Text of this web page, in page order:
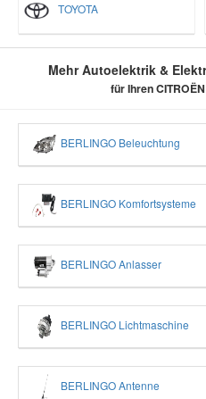
TOYOTA
Mehr Autoelektrik &
für Ihren
BERLINGO Beleuchtung
BERLINGO Komfortsysteme
BERLINGO Anlasser
BERLINGO Lichtmaschine
BERLINGO Antenne